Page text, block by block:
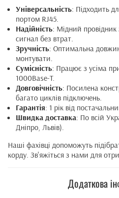
Універсальність: Підходить
портом RJ45.
Надійність: Мідний провідник
сигнал без втрат.
Зручність: Оптимальна
монтувати.
Сумісність: Працює з усіма
1000Base-T.
Довговічність: Посилена
багато циклів підключень.
Гарантія: 1 рік від
Швидка доставка: По всій
Дніпро, Львів).
Наші фахівці допоможуть
корду. Зв'яжіться з нами для
Додаткова